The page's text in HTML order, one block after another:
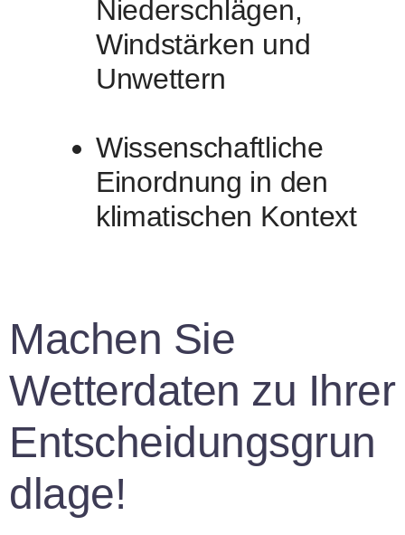
Niederschlägen,
Windstärken und
Unwettern
Wissenschaftliche
Einordnung in den
klimatischen Kontext
Machen Sie
Wetterdaten zu Ihrer
Entscheidungsgrun
dlage!